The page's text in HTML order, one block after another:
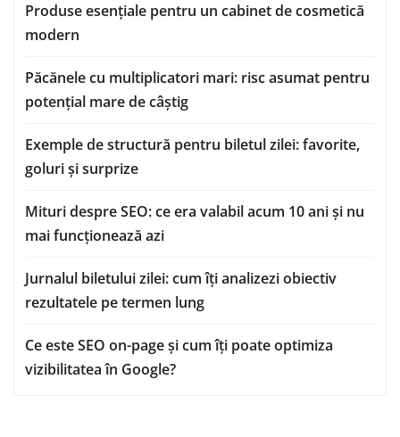
Produse esențiale pentru un cabinet de cosmetică
modern
Păcănele cu multiplicatori mari: risc asumat pentru
potențial mare de câștig
Exemple de structură pentru biletul zilei: favorite,
goluri și surprize
Mituri despre SEO: ce era valabil acum 10 ani și nu
mai funcționează azi
Jurnalul biletului zilei: cum îți analizezi obiectiv
rezultatele pe termen lung
Ce este SEO on-page și cum îți poate optimiza
vizibilitatea în Google?